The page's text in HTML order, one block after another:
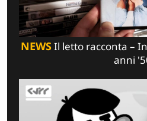
NEWSIl letto racconta –
anni